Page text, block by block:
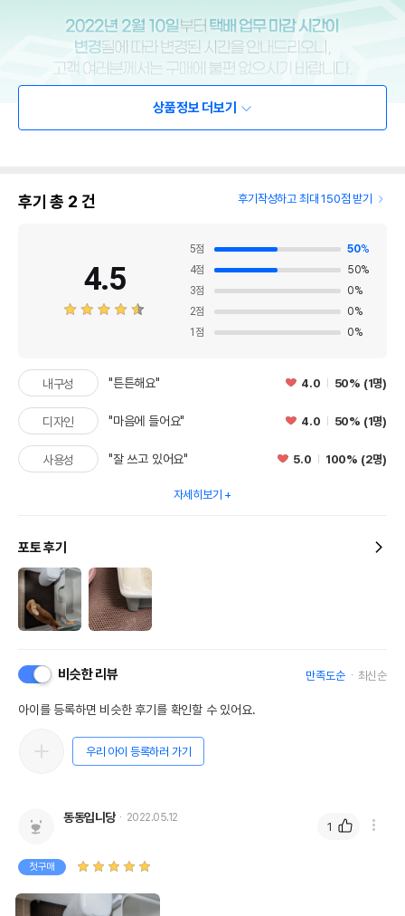
상품정보 더보기
후기 총 2 건 후기작성하고 최대 150점 받기
4.5
5점 50%
4점 50%
3점 0%
2점 0%
1 점 0%
내구성 "튼튼해요" 4.0 50% (1명)
디자인 "마음에 들어요" 4.0 50% (1명)
사용성 "잘 쓰고 있어요" 5.0 100% (2명)
자세히보기
포토 후기
비슷한 리뷰 만족도순 최신순
아이를 등록하면 비슷한 후기를 확인할 수 있어요.
우리 아이 등록하러 가기
동동입니당 2022.05.12
첫구매
1